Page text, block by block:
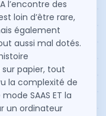
l’encontre des
loin d’être rare,
également
aussi mal dotés.
papier, tout
la complexité de
SAAS ET la
un ordinateur